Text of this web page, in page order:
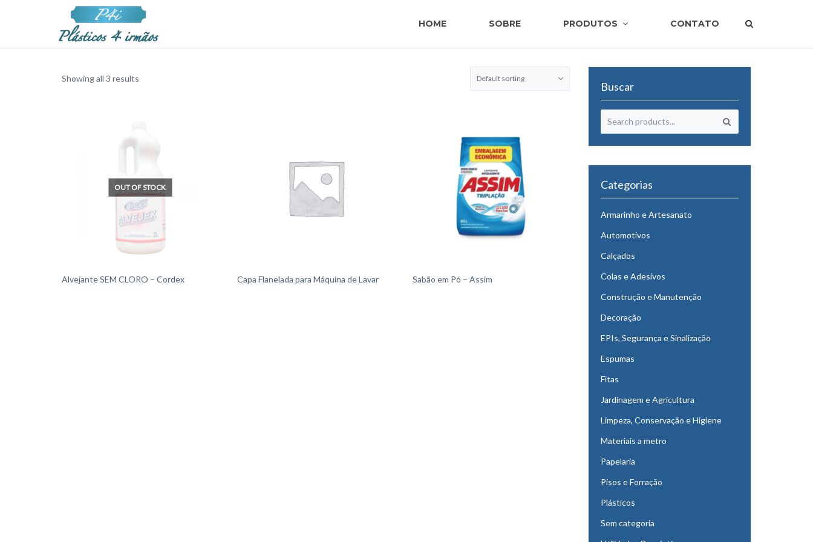
HOME SOBRE PRODUTOS CONTATO
Showing all 3 results
OUT OF STOCK
Alvejante SEM CLORO – Cordex Capa Flanelada para Máquina de Lavar Sabão em Pó – Assim
Buscar
Categorias
Armarinho e Artesanato
Automotivos
Calçados
Colas e Adesivos
Construção e Manutenção
Decoração
EPIs, Segurança e Sinalização
Espumas
Fitas
Jardinagem e Agricultura
Limpeza, Conservação e Higiene
Materiais a metro
Papelaria
Pisos e Forração
Plásticos
Sem categoria